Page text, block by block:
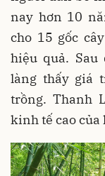
nay hơn 10
cho 15 gốc
hiệu quả.
làng thấy giá
trồng. Thanh
kinh tế cao của